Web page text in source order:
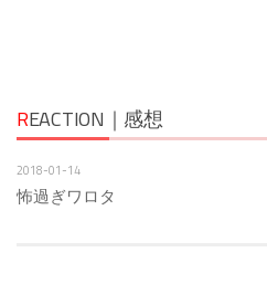
REACTION｜感想
2018-01-14
怖過ぎワロタ